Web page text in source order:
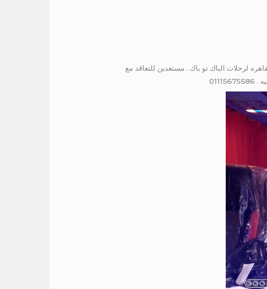
للسفريات داخل وخارج القاهره لرحلات الباك تو باك . مستعدين للتعاقد مع